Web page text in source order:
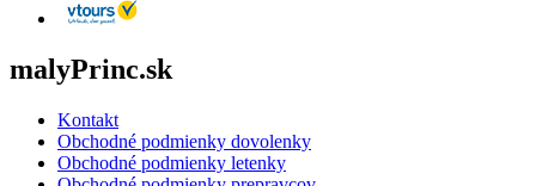
malyPrinc.sk
Kontakt
Obchodné podmienky dovolenky
Obchodné podmienky letenky